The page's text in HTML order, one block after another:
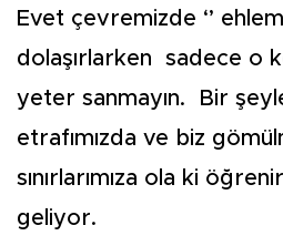
Evet çevremizde ‘’
dolaşırlarken sadece o
yeter sanmayın. Bir
etrafımızda ve biz
sınırlarımıza ola ki
geliyor.